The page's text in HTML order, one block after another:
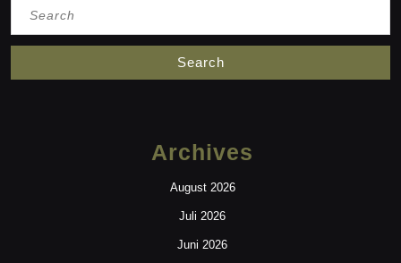
Archives
August 2026
Juli 2026
Juni 2026